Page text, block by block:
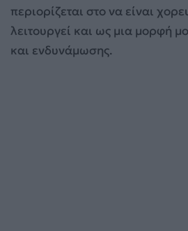
περιορίζεται στο να είναι
λειτουργεί και ως μια μορφή
και ενδυνάμωσης.